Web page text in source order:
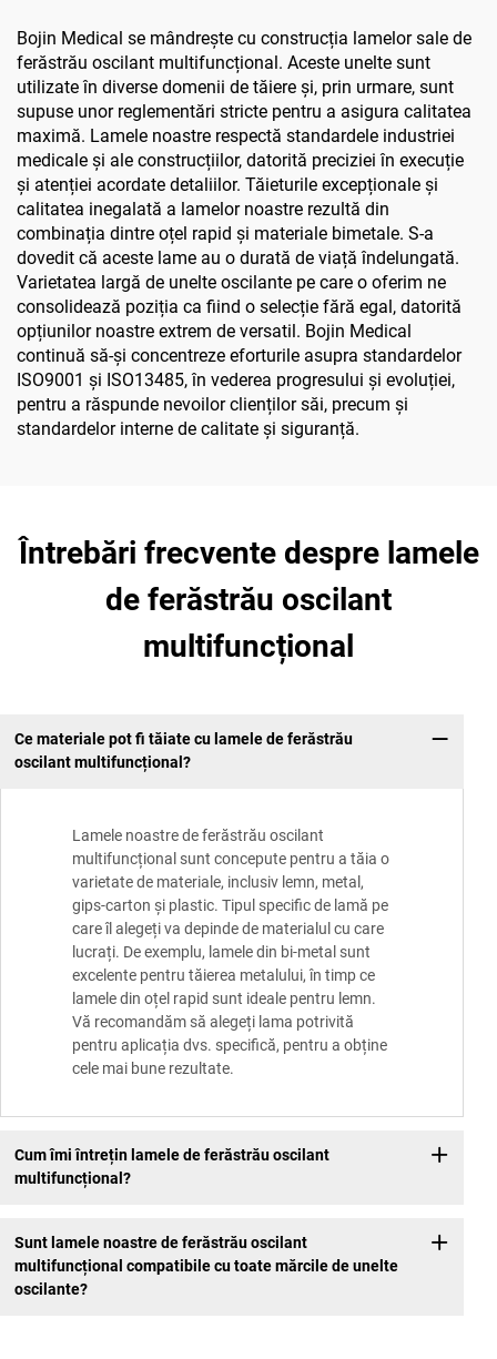
Bojin Medical se mândrește cu construcția lamelor sale de
ferăstrău oscilant multifuncțional. Aceste unelte sunt
utilizate în diverse domenii de tăiere și, prin urmare, sunt
supuse unor reglementări stricte pentru a asigura calitatea
maximă. Lamele noastre respectă standardele industriei
medicale și ale construcțiilor, datorită preciziei în execuție
și atenției acordate detaliilor. Tăieturile excepționale și
calitatea inegalată a lamelor noastre rezultă din
combinația dintre oțel rapid și materiale bimetale. S-a
dovedit că aceste lame au o durată de viață îndelungată.
Varietatea largă de unelte oscilante pe care o oferim ne
consolidează poziția ca fiind o selecție fără egal, datorită
opțiunilor noastre extrem de versatil. Bojin Medical
continuă să-și concentreze eforturile asupra standardelor
ISO9001 și ISO13485, în vederea progresului și evoluției,
pentru a răspunde nevoilor clienților săi, precum și
standardelor interne de calitate și siguranță.
Întrebări frecvente despre lamele
de ferăstrău oscilant
multifuncțional
Ce materiale pot fi tăiate cu lamele de ferăstrău
oscilant multifuncțional?
Lamele noastre de ferăstrău oscilant
multifuncțional sunt concepute pentru a tăia o
varietate de materiale, inclusiv lemn, metal,
gips-carton și plastic. Tipul specific de lamă pe
care îl alegeți va depinde de materialul cu care
lucrați. De exemplu, lamele din bi-metal sunt
excelente pentru tăierea metalului, în timp ce
lamele din oțel rapid sunt ideale pentru lemn.
Vă recomandăm să alegeți lama potrivită
pentru aplicația dvs. specifică, pentru a obține
cele mai bune rezultate.
Cum îmi întrețin lamele de ferăstrău oscilant
multifuncțional?
Sunt lamele noastre de ferăstrău oscilant
multifuncțional compatibile cu toate mărcile de unelte
oscilante?